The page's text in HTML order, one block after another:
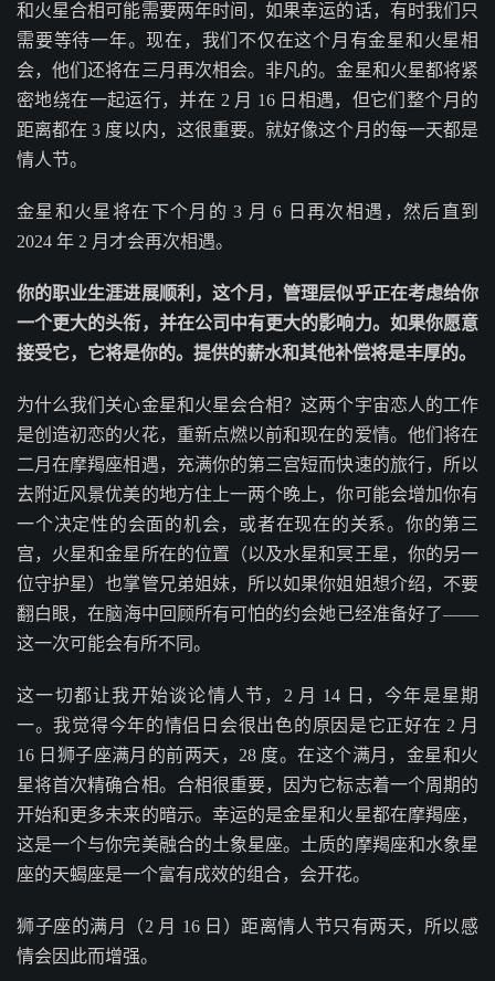
和火星合相可能需要两年时间，如果幸运的话，有时我们只
需要等待一年。现在，我们不仅在这个月有金星和火星相
会，他们还将在三月再次相会。非凡的。金星和火星都将紧
密地绕在一起运行，并在 2 月 16 日相遇，但它们整个月的
距离都在 3 度以内，这很重要。就好像这个月的每一天都是
情人节。
金星和火星将在下个月的 3 月 6 日再次相遇，然后直到
2024 年 2 月才会再次相遇。
你的职业生涯进展顺利，这个月，管理层似乎正在考虑给你
一个更大的头衔，并在公司中有更大的影响力。如果你愿意
接受它，它将是你的。提供的薪水和其他补偿将是丰厚的。
为什么我们关心金星和火星会合相？这两个宇宙恋人的工作
是创造初恋的火花，重新点燃以前和现在的爱情。他们将在
二月在摩羯座相遇，充满你的第三宫短而快速的旅行，所以
去附近风景优美的地方住上一两个晚上，你可能会增加你有
一个决定性的会面的机会，或者在现在的关系。你的第三
宫，火星和金星所在的位置（以及水星和冥王星，你的另一
位守护星）也掌管兄弟姐妹，所以如果你姐姐想介绍，不要
翻白眼，在脑海中回顾所有可怕的约会她已经准备好了——
这一次可能会有所不同。
这一切都让我开始谈论情人节，2 月 14 日，今年是星期
一。我觉得今年的情侣日会很出色的原因是它正好在 2 月
16 日狮子座满月的前两天，28 度。在这个满月，金星和火
星将首次精确合相。合相很重要，因为它标志着一个周期的
开始和更多未来的暗示。幸运的是金星和火星都在摩羯座，
这是一个与你完美融合的土象星座。土质的摩羯座和水象星
座的天蝎座是一个富有成效的组合，会开花。
狮子座的满月（2 月 16 日）距离情人节只有两天，所以感
情会因此而增强。